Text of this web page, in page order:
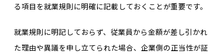
る項目を就業規則に明確に記載しておくことが重要です。
就業規則に明記しておらず、従業員から金額が差し引かれ
た理由や異議を申し立てられた場合、企業側の正当性が証